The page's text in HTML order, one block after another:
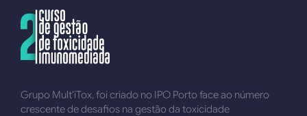
Grupo Mult’iTox, foi criado no IPO Porto face ao número
crescente de desafios na gestão da toxicidade